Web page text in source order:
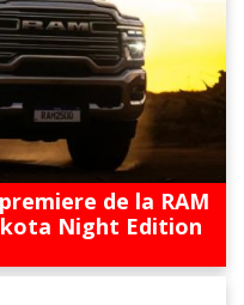
de la RAM
Night Edition